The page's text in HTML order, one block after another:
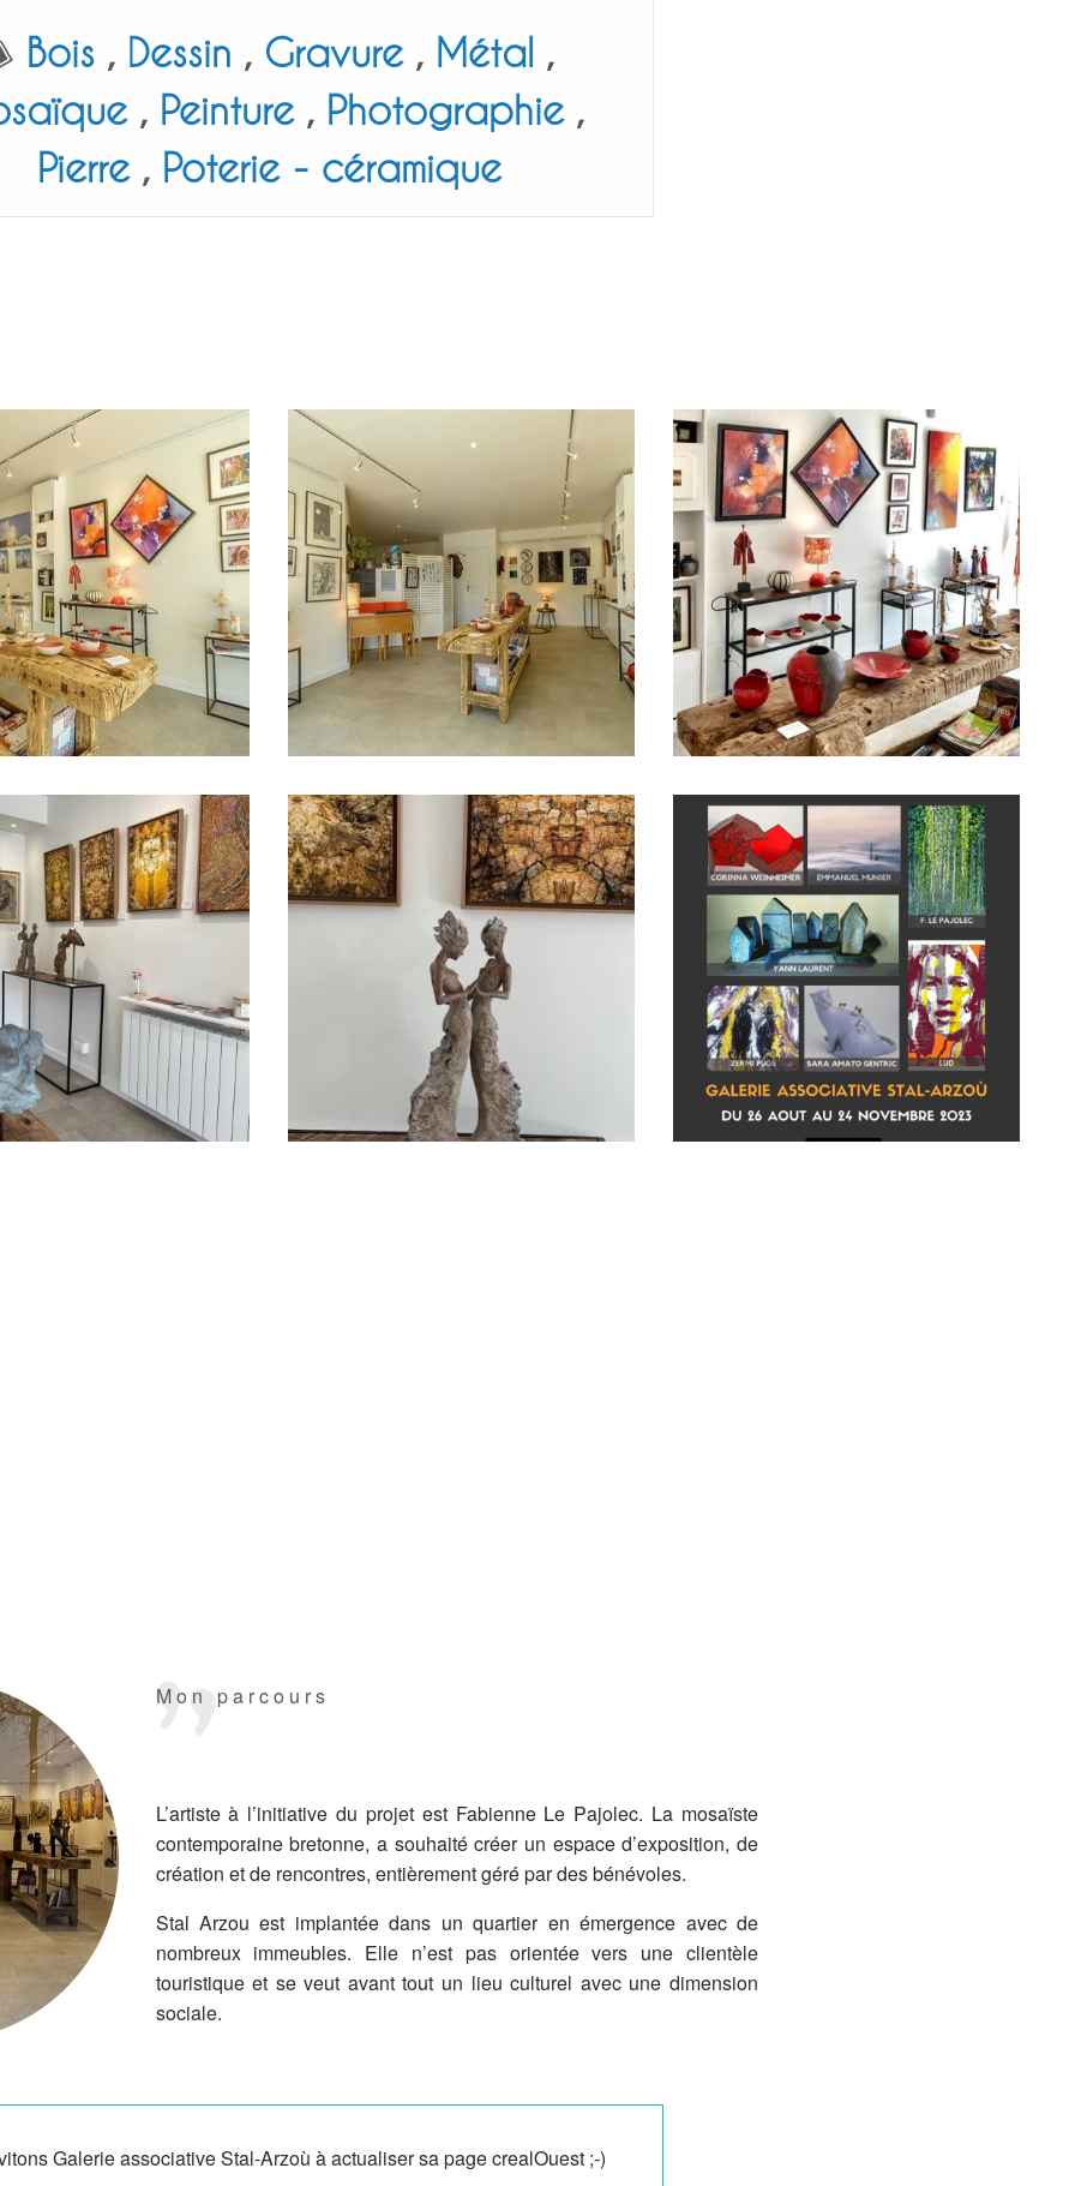
Bois , Dessin , Gravure, Métal ,
, Peinture, Photographie,
Pierre, Poterie - céramique
Mon parcours
L’artiste à l’initiative du projet est Fabienne Le Pajolec. La mosaïste
contemporaine bretonne, a souhaité créer un espace d’exposition, de
création et de rencontres, entièrement géré par des bénévoles.
Stal Arzou est implantée dans un quartier en émergence avec de
nombreux immeubles. Elle n’est pas orientée vers une clientèle
touristique et se veut avant tout un lieu culturel avec une dimension
sociale.
Galerie associative Stal-Arzoù à actualiser sa page crealOuest ;-)